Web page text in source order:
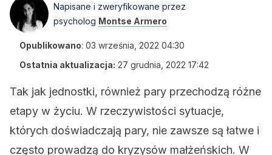
Napisane i zweryfikowane przez
psycholog Montse Armero
Opublikowano: 03 września, 2022 04:30
Ostatnia aktualizacja: 27 grudnia, 2022 17:42
Tak jak jednostki, również pary przechodzą różne
etapy w życiu. W rzeczywistości sytuacje,
których doświadczają pary, nie zawsze są łatwe i
często prowadzą do kryzysów małżeńskich. W